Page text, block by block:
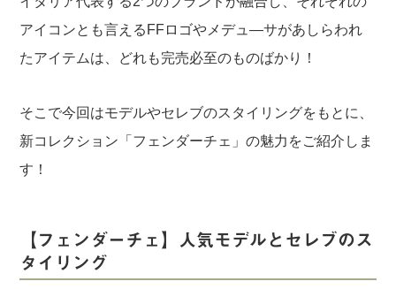
アイコンとも言えるFFロゴやメデュ―サがあしらわれ
たアイテムは、どれも完売必至のものばかり！
そこで今回はモデルやセレブのスタイリングをもとに、
新コレクション「フェンダーチェ」の魅力をご紹介しま
す！
【フェンダーチェ】人気モデルとセレブのス
タイリング